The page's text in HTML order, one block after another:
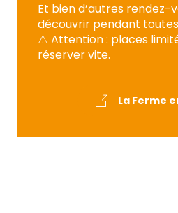
Et bien d’autres rendez-
découvrir pendant
⚠️ Attention : places
réserver vite.
La Ferme